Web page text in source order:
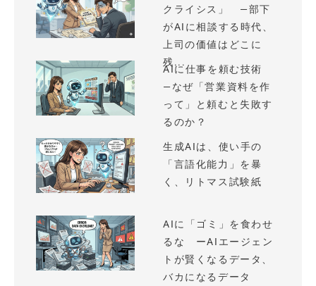
クライシス」 —部下
がAIに相談する時代、
上司の価値はどこに
残...
AIに仕事を頼む技術
—なぜ「営業資料を作
って」と頼むと失敗す
るのか？
生成AIは、使い手の
「言語化能力」を暴
く、リトマス試験紙
AIに「ゴミ」を食わせ
るな ーAIエージェン
トが賢くなるデータ、
バカになるデータ